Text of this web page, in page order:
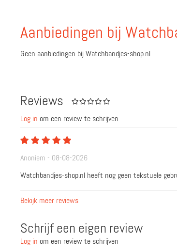
Aanbiedingen bij
Geen aanbiedingen bij Watchbandjes-shop.nl
Reviews
Log in om een review te schrijven
Anoniem - 08-08-2026
Watchbandjes-shop.nl heeft nog geen tekstuele
Bekijk meer reviews
Schrijf een eigen review
Log in om een review te schrijven